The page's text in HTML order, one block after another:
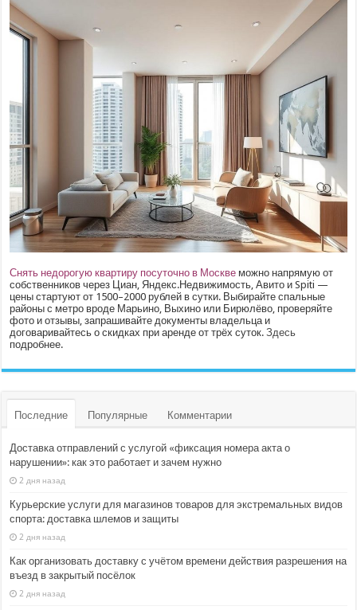
Снять недорогую квартиру посуточно в Москве можно напрямую от
собственников через Циан, Яндекс.Недвижимость, Авито и Spiti —
цены стартуют от 1500–2000 рублей в сутки. Выбирайте спальные
районы с метро вроде Марьино, Выхино или Бирюлёво, проверяйте
фото и отзывы, запрашивайте документы владельца и
договаривайтесь о скидках при аренде от трёх суток.Здесь
подробнее.
Последние Популярные Комментарии
Доставка отправлений с услугой «фиксация номера акта о
нарушении»: как это работает и зачем нужно
2 дня назад
Курьерские услуги для магазинов товаров для экстремальных видов
спорта: доставка шлемов и защиты
2 дня назад
Как организовать доставку с учётом времени действия разрешения на
въезд в закрытый посёлок
2 дня назад